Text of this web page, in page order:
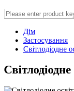
Дім
Застосування
Світлодіодне